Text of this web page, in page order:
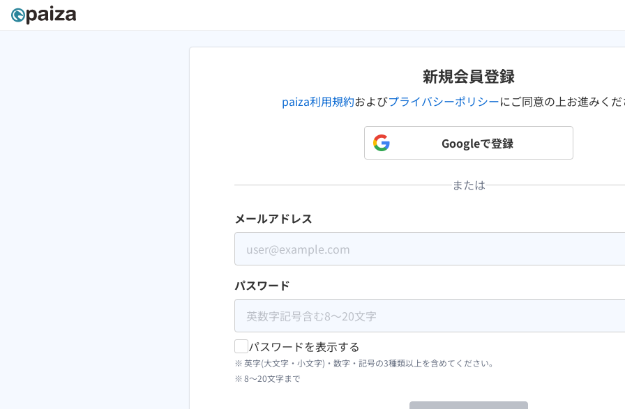
新規会員登録
paiza利用規約およびプライバシーポリシーにご同意の上お進みく
Googleで登録
または
メールアドレス
パスワード
パスワードを表示する
英字(大文字・小文字)・数字・記号の3種類以上を含めてください。
8〜20文字まで